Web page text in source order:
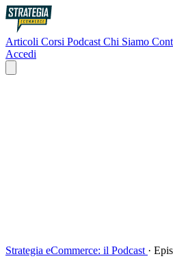
Articoli Corsi Podcast Chi Siamo
Accedi
Strategia eCommerce: il Podcast ·